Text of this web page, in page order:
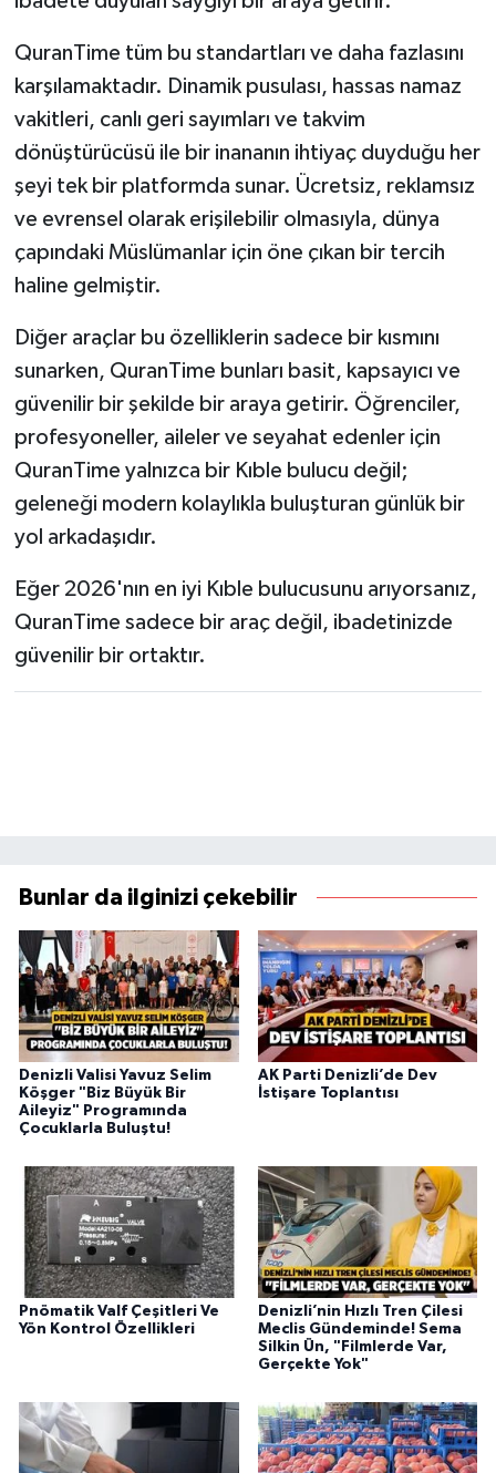
QuranTime tüm bu standartları ve daha fazlasını
karşılamaktadır. Dinamik pusulası, hassas namaz
vakitleri, canlı geri sayımları ve takvim
dönüştürücüsü ile bir inananın ihtiyaç duyduğu her
şeyi tek bir platformda sunar. Ücretsiz, reklamsız
ve evrensel olarak erişilebilir olmasıyla, dünya
çapındaki Müslümanlar için öne çıkan bir tercih
haline gelmiştir.
Diğer araçlar bu özelliklerin sadece bir kısmını
sunarken, QuranTime bunları basit, kapsayıcı ve
güvenilir bir şekilde bir araya getirir. Öğrenciler,
profesyoneller, aileler ve seyahat edenler için
QuranTime yalnızca bir Kıble bulucu değil;
geleneği modern kolaylıkla buluşturan günlük bir
yol arkadaşıdır.
Eğer 2026'nın en iyi Kıble bulucusunu arıyorsanız,
QuranTime sadece bir araç değil, ibadetinizde
güvenilir bir ortaktır.
Bunlar da ilginizi çekebilir
Denizli Valisi Yavuz Selim
Köşger "Biz Büyük Bir
Aileyiz" Programında
Çocuklarla Buluştu!
AK Parti Denizli’de Dev
İstişare Toplantısı
Pnömatik Valf Çeşitleri Ve
Yön Kontrol Özellikleri
Denizli’nin Hızlı Tren Çilesi
Meclis Gündeminde! Sema
Silkin Ün, "Filmlerde Var,
Gerçekte Yok"